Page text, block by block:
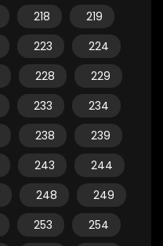
218
219
223
224
228
229
233
234
238
239
243
244
248
249
253
254